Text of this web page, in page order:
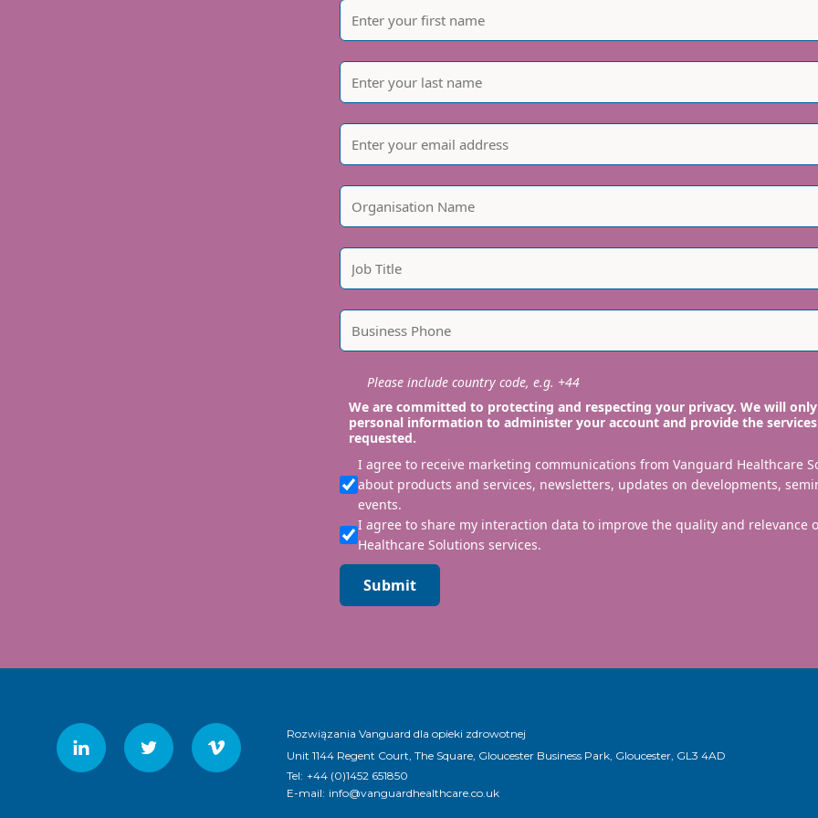
Please include country code, e.g. +44
We are committed to protecting and respecting your privacy. We will
personal information to administer your account and provide the services
requested.
I agree to receive marketing communications from Vanguard Healthcare
about products and services, newsletters, updates on developments,
events.
I agree to share my interaction data to improve the quality and relevance
Healthcare Solutions services.
Submit
Rozwiązania Vanguard dla opieki zdrowotnej
Unit 1144 Regent Court, The Square, Gloucester Business Park, Gloucester, GL3 4AD
Tel: +44 (0)1452 651850
E-mail: info@vanguardhealthcare.co.uk